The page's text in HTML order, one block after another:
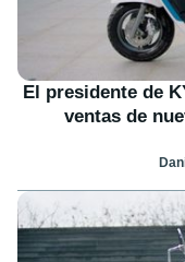
El presidente de
ventas de